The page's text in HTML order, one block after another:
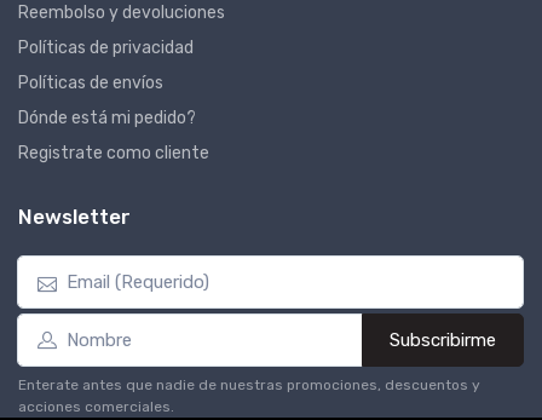
Reembolso y devoluciones
Políticas de privacidad
Políticas de envíos
Dónde está mi pedido?
Registrate como cliente
Newsletter
Subscribirme
Enterate antes que nadie de nuestras promociones, descuentos y
acciones comerciales.